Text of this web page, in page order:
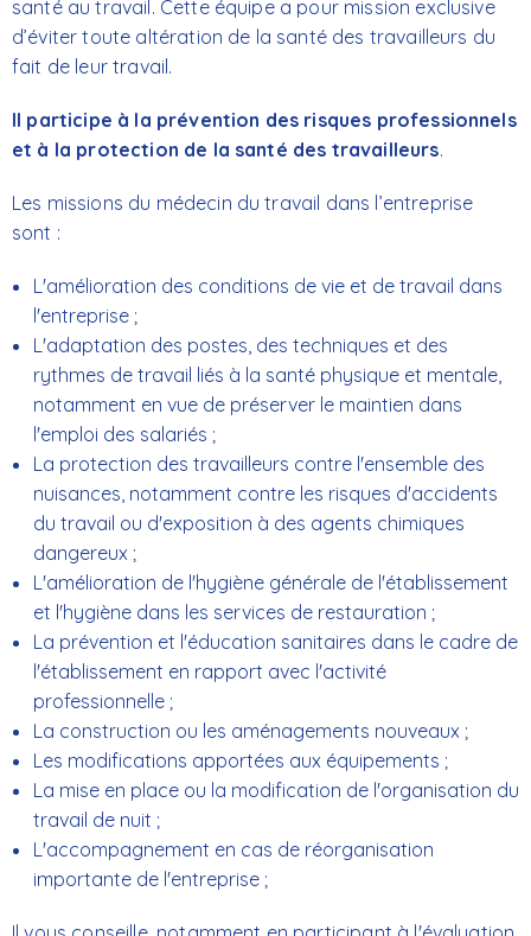
santé au travail. Cette équipe a pour mission exclusive
d’éviter toute altération de la santé des travailleurs du
fait de leur travail.
Il participe à la prévention des risques professionnels
et à la protection de la santé des travailleurs.
Les missions du médecin du travail dans l’entreprise
sont :
L'amélioration des conditions de vie et de travail dans
l'entreprise ;
L'adaptation des postes, des techniques et des
rythmes de travail liés à la santé physique et mentale,
notamment en vue de préserver le maintien dans
l'emploi des salariés ;
La protection des travailleurs contre l'ensemble des
nuisances, notamment contre les risques d'accidents
du travail ou d'exposition à des agents chimiques
dangereux ;
L'amélioration de l'hygiène générale de l'établissement
et l'hygiène dans les services de restauration ;
La prévention et l'éducation sanitaires dans le cadre de
l'établissement en rapport avec l'activité
professionnelle ;
La construction ou les aménagements nouveaux ;
Les modifications apportées aux équipements ;
La mise en place ou la modification de l'organisation du
travail de nuit ;
L'accompagnement en cas de réorganisation
importante de l'entreprise ;